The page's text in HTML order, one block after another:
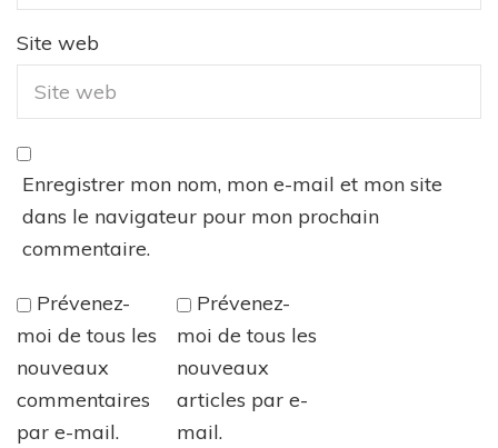
Site web
Enregistrer mon nom, mon e-mail et mon site
dans le navigateur pour mon prochain
commentaire.
Prévenez-
moi de tous les
nouveaux
commentaires
par e-mail.
Prévenez-
moi de tous les
nouveaux
articles par e-
mail.